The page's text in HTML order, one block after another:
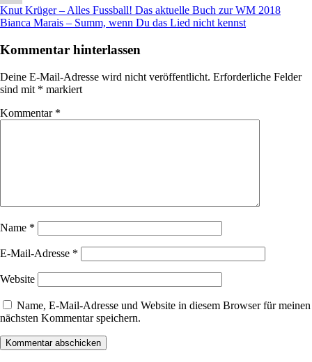
Teilen
Beitragsnavigation
Vorheriger
Beitrag:
Knut Krüger – Alles Fussball! Das aktuelle Buch zur WM 2018
Nächster
Bianca Marais – Summ, wenn Du das Lied nicht kennst
Kommentar hinterlassen
Deine E-Mail-Adresse wird nicht veröffentlicht. Erforderliche Felder
sind mit * markiert
Kommentar *
Name *
E-Mail-Adresse *
Website
Name, E-Mail-Adresse und Website in diesem Browser für meinen
nächsten Kommentar speichern.